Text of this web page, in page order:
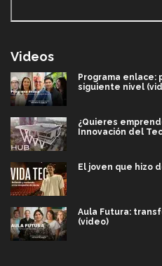
Videos
Programa enlace:
siguiente nivel
¿Quieres
Innovación del
El joven que hizo
Aula Futura:
(video)